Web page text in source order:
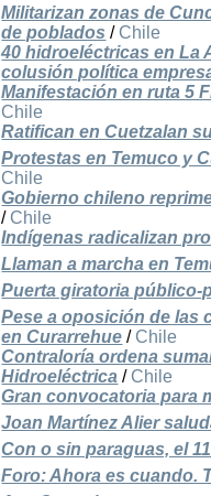
Militarizan zonas de
de poblados / Chile
40 hidroeléctricas en La
colusión política
Manifestación en ruta 5
Chile
Ratifican en Cuetzalan
Protestas en Temuco y
Chile
Gobierno chileno
/ Chile
Indígenas radicalizan
Llaman a marcha en
Puerta giratoria
Pese a oposición de las
en Curarrehue / Chile
Contraloría ordena
Hidroeléctrica / Chile
Gran convocatoria para
Joan Martínez Alier
Con o sin paraguas, el
Foro: Ahora es cuando.